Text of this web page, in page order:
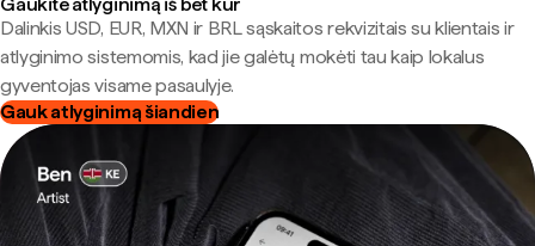
Dalinkis USD, EUR, MXN ir BRL sąskaitos rekvizitais su klientais ir
atlyginimo sistemomis, kad jie galėtų mokėti tau kaip lokalus
gyventojas visame pasaulyje.
Gauk atlyginimą šiandien